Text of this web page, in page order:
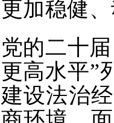
更加稳健
党的二十
更高水平”
建设法治